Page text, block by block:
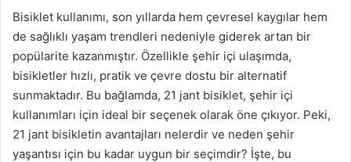
Bisiklet kullanımı, son yıllarda hem çevresel kaygılar hem
de sağlıklı yaşam trendleri nedeniyle giderek artan bir
popülarite kazanmıştır. Özellikle şehir içi ulaşımda,
bisikletler hızlı, pratik ve çevre dostu bir alternatif
sunmaktadır. Bu bağlamda, 21 jant bisiklet, şehir içi
kullanımları için ideal bir seçenek olarak öne çıkıyor. Peki,
21 jant bisikletin avantajları nelerdir ve neden şehir
yaşantısı için bu kadar uygun bir seçimdir? İşte, bu